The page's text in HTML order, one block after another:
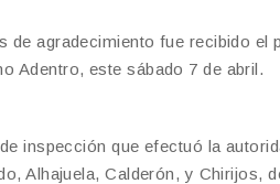
de agradecimiento fue recibido
Adentro, este sábado 7 de abril.
inspección que efectuó la
Alhajuela, Calderón, y Chirijos,